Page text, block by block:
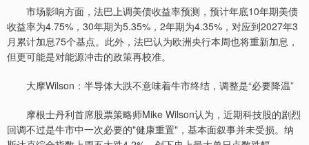
市场影响方面，法巴上调美债收益率预测，预计年底10年期美债
收益率为4.75%，30年期为5.35%，2年期为4.35%，对应到2027年3
月累计加息75个基点。此外，法巴认为欧洲央行本周也将重新加息，
但更可能是对能源冲击的政策再校准。
大摩Wilson：半导体大跌不意味着牛市终结，调整是“必要降温”
摩根士丹利首席股票策略师Mike Wilson认为，近期科技股的剧烈
回调不过是牛市中一次必要的"健康重置"，基本面叙事并未受损。纳